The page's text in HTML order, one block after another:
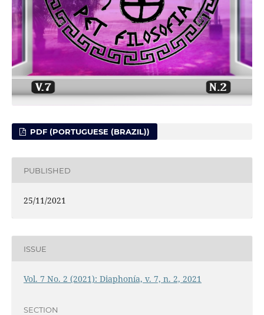
PDF (PORTUGUESE (BRAZIL))
PUBLISHED
25/11/2021
ISSUE
Vol. 7 No. 2 (2021): Diaphonía, v. 7, n. 2, 2021
SECTION